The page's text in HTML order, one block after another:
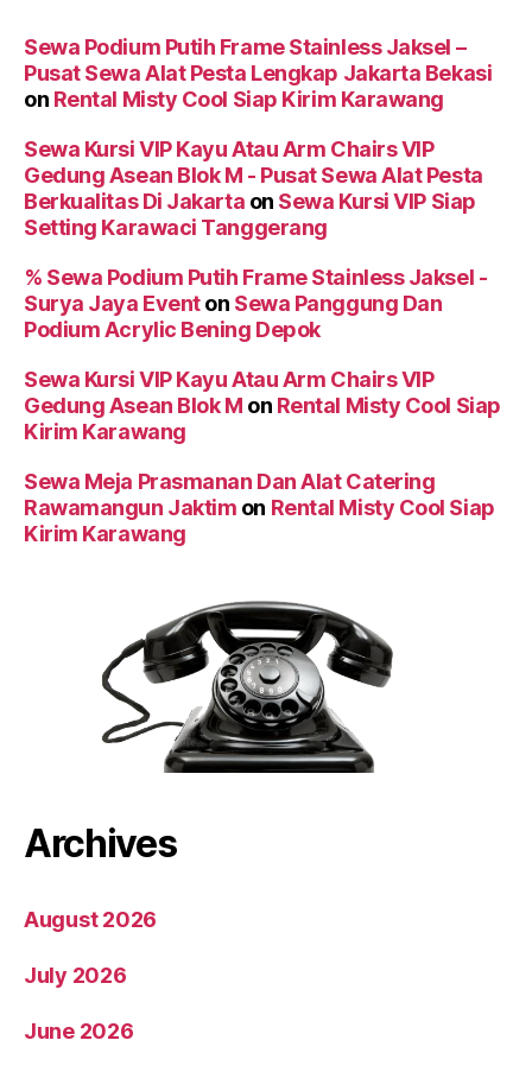
Sewa Podium Putih Frame Stainless Jaksel –
Pusat Sewa Alat Pesta Lengkap Jakarta Bekasi
on Rental Misty Cool Siap Kirim Karawang
Sewa Kursi VIP Kayu Atau Arm Chairs VIP
Gedung Asean Blok M - Pusat Sewa Alat Pesta
Berkualitas Di Jakarta on Sewa Kursi VIP Siap
Setting Karawaci Tanggerang
% Sewa Podium Putih Frame Stainless Jaksel -
Surya Jaya Eventon Sewa Panggung Dan
Podium Acrylic Bening Depok
Sewa Kursi VIP Kayu Atau Arm Chairs VIP
Gedung Asean Blok M on Rental Misty Cool Siap
Kirim Karawang
Sewa Meja Prasmanan Dan Alat Catering
Rawamangun Jaktim on Rental Misty Cool Siap
Kirim Karawang
Archives
August 2026
July 2026
June 2026